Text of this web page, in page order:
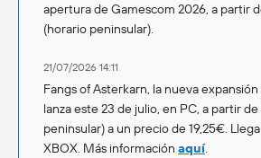
apertura de Gamescom 2026, a partir
(horario peninsular).
21/07/2026 14:11
Fangs of Asterkarn, la nueva
lanza este 23 de julio, en PC, a partir
peninsular) a un precio de 19,25€.
XBOX. Más información aquí.